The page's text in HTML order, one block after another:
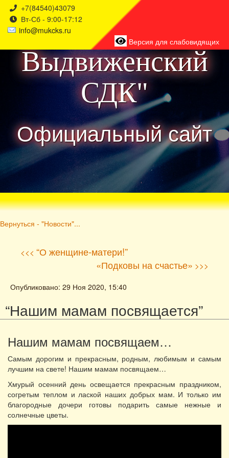
+7(84540)43079
Вт-Сб - 9:00-17:12
info@mukcks.ru
Версия для слабовидящих
района
Выдвиженский
СДК"
Официальный сайт
Вернуться - "Новости"...
<<< “О женщине-матери!”
«Подковы на счастье» >>>
Опубликовано: 29 Ноя 2020, 15:40
“Нашим мамам посвящается”
Нашим мамам посвящаем…
Самым дорогим и прекрасным, родным, любимым и самым
лучшим на свете! Нашим мамам посвящаем…
Хмурый осенний день освещается прекрасным праздником,
согретым теплом и лаской наших добрых мам. И только им
благородные дочери готовы подарить самые нежные и
солнечные цветы.